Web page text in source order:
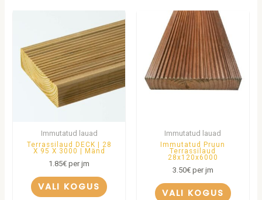
Immutatud lauad
Terrassilaud DECK | 28
X 95 X 3000 | Mänd
1.85€ per jm
VALI KOGUS
Immutatud lauad
Immutatud Pruun
Terrassilaud
28x120x6000
3.50€per jm
VALI KOGUS